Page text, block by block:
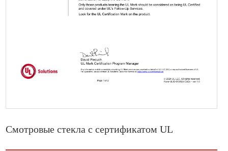
Смотровые стекла с сертификатом UL